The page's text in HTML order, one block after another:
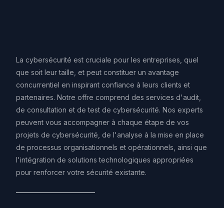
La cybersécurité est cruciale pour les entreprises, quel
que soit leur taille, et peut constituer un avantage
concurrentiel en inspirant confiance à leurs clients et
partenaires. Notre offre comprend des services d'audit,
de consultation et de test de cybersécurité. Nos experts
peuvent vous accompagner à chaque étape de vos
projets de cybersécurité, de l'analyse à la mise en place
de processus organisationnels et opérationnels, ainsi que
l'intégration de solutions technologiques appropriées
pour renforcer votre sécurité existante.